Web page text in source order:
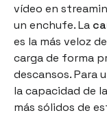
vídeo en
un enchufe. La
es la más veloz
carga de forma
descansos. Para
la capacidad de
más sólidos de